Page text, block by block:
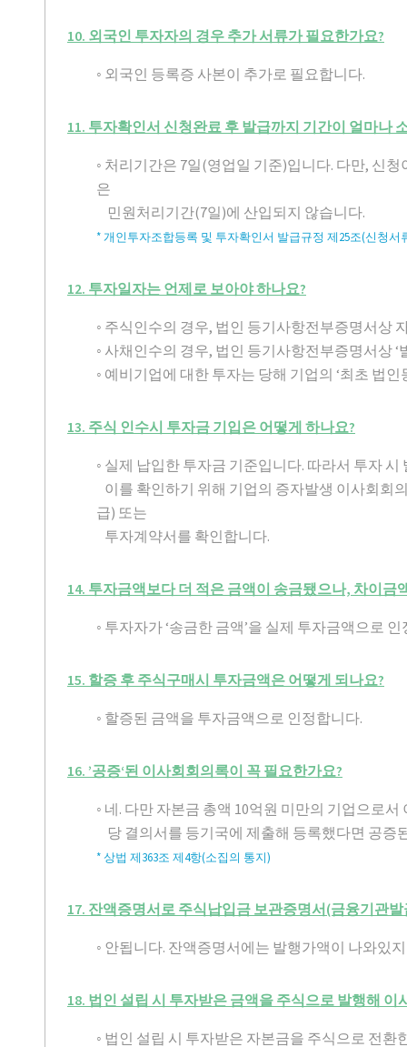
10. 외국인 투자자의 경우 추가 서류가 필요한가요?
◦ 외국인 등록증 사본이 추가로 필요합니다.
11. 투자확인서 신청완료 후 발급까지 기간이 얼마나
◦ 처리기간은 7일(영업일 기준)입니다. 다만, 신
은
민원처리기간(7일)에 산입되지 않습니다.
* 개인투자조합등록 및 투자확인서 발급규정 제25조(신청서
12. 투자일자는 언제로 보아야 하나요?
◦ 주식인수의 경우, 법인 등기사항전부증명서상
◦ 사채인수의 경우, 법인 등기사항전부증명서상 ‘
◦ 예비기업에 대한 투자는 당해 기업의 ‘최초 법인
13. 주식 인수시 투자금 기입은 어떻게 하나요?
◦ 실제 납입한 투자금 기준입니다. 따라서 투자
이를 확인하기 위해 기업의 증자발생 이사회회
급) 또는
투자계약서를 확인합니다.
14. 투자금액보다 더 적은 금액이 송금됐으나, 차이
◦ 투자자가 ‘송금한 금액’을 실제 투자금액으로
15. 할증 후 주식구매시 투자금액은 어떻게 되나요?
◦ 할증된 금액을 투자금액으로 인정합니다.
16. ’공증‘된 이사회회의록이 꼭 필요한가요?
◦ 네. 다만 자본금 총액 10억원 미만의 기업으로
당 결의서를 등기국에 제출해 등록했다면 공증
* 상법 제363조 제4항(소집의 통지)
17. 잔액증명서로 주식납입금 보관증명서(금융기관
◦ 안됩니다. 잔액증명서에는 발행가액이 나와있
18. 법인 설립 시 투자받은 금액을 주식으로 발행해
◦ 법인 설립 시 투자받은 자본금을 주식으로 전